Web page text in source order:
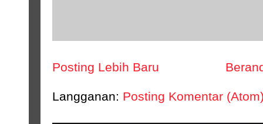
Posting Lebih Baru
Langganan: Posting Komentar